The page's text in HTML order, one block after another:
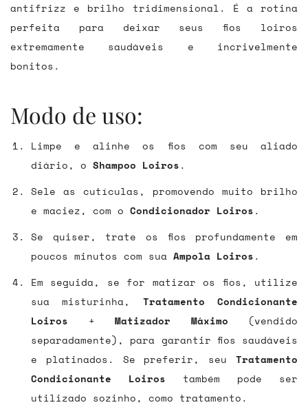
antifrizz e brilho tridimensional. É a rotina
perfeita para deixar seus fios loiros
extremamente saudáveis e incrivelmente
bonitos.
Modo de uso:
Limpe e alinhe os fios com seu aliado
diário, o Shampoo Loiros.
Sele as cutículas, promovendo muito brilho
e maciez, com o Condicionador Loiros.
Se quiser, trate os fios profundamente em
poucos minutos com sua Ampola Loiros.
Em seguida, se for matizar os fios, utilize
sua misturinha, Tratamento Condicionante
Loiros + Matizador Máximo (vendido
separadamente), para garantir fios saudáveis
e platinados. Se preferir, seu Tratamento
Condicionante Loiros também pode ser
utilizado sozinho, como tratamento.